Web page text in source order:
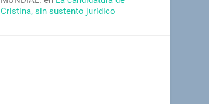
Cristina, sin sustento jurídico